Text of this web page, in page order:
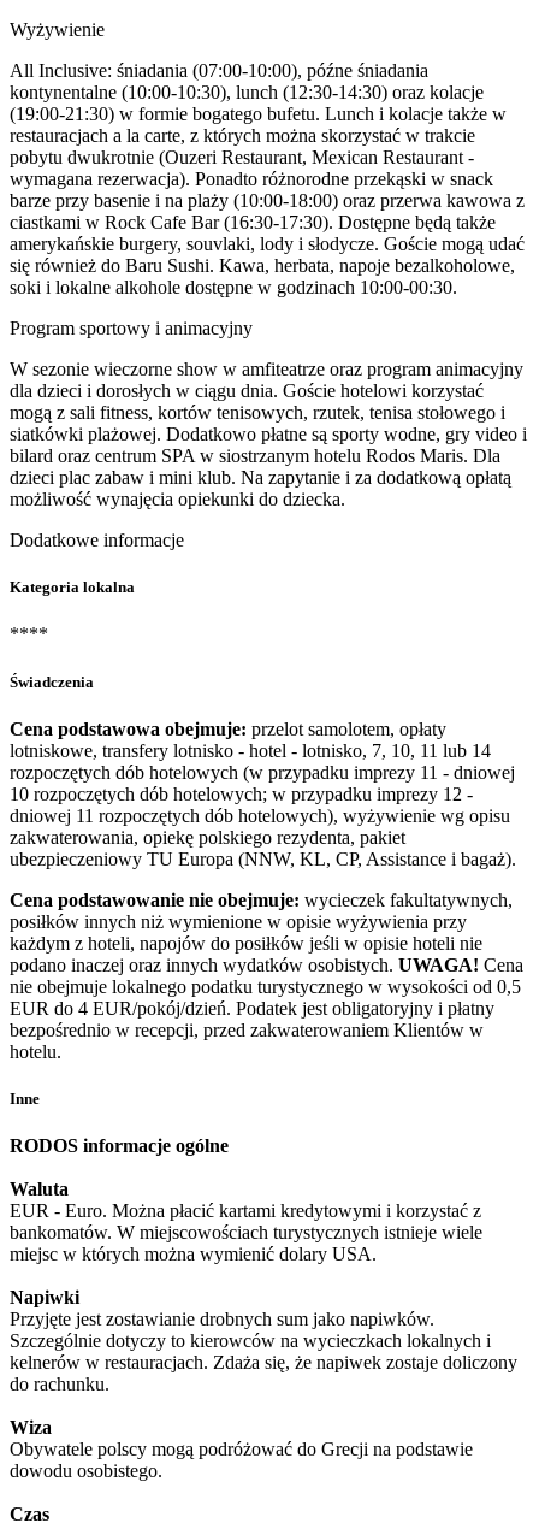
Wyżywienie
All Inclusive: śniadania (07:00-10:00), późne śniadania
kontynentalne (10:00-10:30), lunch (12:30-14:30) oraz kolacje
(19:00-21:30) w formie bogatego bufetu. Lunch i kolacje także w
restauracjach a la carte, z których można skorzystać w trakcie
pobytu dwukrotnie (Ouzeri Restaurant, Mexican Restaurant -
wymagana rezerwacja). Ponadto różnorodne przekąski w snack
barze przy basenie i na plaży (10:00-18:00) oraz przerwa kawowa z
ciastkami w Rock Cafe Bar (16:30-17:30). Dostępne będą także
amerykańskie burgery, souvlaki, lody i słodycze. Goście mogą udać
się również do Baru Sushi. Kawa, herbata, napoje bezalkoholowe,
soki i lokalne alkohole dostępne w godzinach 10:00-00:30.
Program sportowy i animacyjny
W sezonie wieczorne show w amfiteatrze oraz program animacyjny
dla dzieci i dorosłych w ciągu dnia. Goście hotelowi korzystać
mogą z sali fitness, kortów tenisowych, rzutek, tenisa stołowego i
siatkówki plażowej. Dodatkowo płatne są sporty wodne, gry video i
bilard oraz centrum SPA w siostrzanym hotelu Rodos Maris. Dla
dzieci plac zabaw i mini klub. Na zapytanie i za dodatkową opłatą
możliwość wynajęcia opiekunki do dziecka.
Dodatkowe informacje
Kategoria lokalna
****
Świadczenia
Cena podstawowa obejmuje: przelot samolotem, opłaty
lotniskowe, transfery lotnisko - hotel - lotnisko, 7, 10, 11 lub 14
rozpoczętych dób hotelowych (w przypadku imprezy 11 - dniowej
10 rozpoczętych dób hotelowych; w przypadku imprezy 12 -
dniowej 11 rozpoczętych dób hotelowych), wyżywienie wg opisu
zakwaterowania, opiekę polskiego rezydenta, pakiet
ubezpieczeniowy TU Europa (NNW, KL, CP, Assistance i bagaż).
Cena podstawowanie nie obejmuje: wycieczek fakultatywnych,
posiłków innych niż wymienione w opisie wyżywienia przy
każdym z hoteli, napojów do posiłków jeśli w opisie hoteli nie
podano inaczej oraz innych wydatków osobistych. UWAGA! Cena
nie obejmuje lokalnego podatku turystycznego w wysokości od 0,5
EUR do 4 EUR/pokój/dzień. Podatek jest obligatoryjny i płatny
bezpośrednio w recepcji, przed zakwaterowaniem Klientów w
hotelu.
Inne
RODOS informacje ogólne
Waluta
EUR - Euro. Można płacić kartami kredytowymi i korzystać z
bankomatów. W miejscowościach turystycznych istnieje wiele
miejsc w których można wymienić dolary USA.
Napiwki
Przyjęte jest zostawianie drobnych sum jako napiwków.
Szczególnie dotyczy to kierowców na wycieczkach lokalnych i
kelnerów w restauracjach. Zdaża się, że napiwek zostaje doliczony
do rachunku.
Wiza
Obywatele polscy mogą podróżować do Grecji na podstawie
dowodu osobistego.
Czas